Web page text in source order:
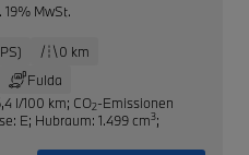
19% MwSt.
0 km
Fulda
l/100 km; CO2-Emissionen
E; Hubraum: 1.499 cm3;